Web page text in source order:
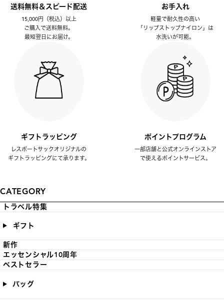
送料無料＆スピード配送
15,000円（税込）以上
ご購入で送料無料。
最短翌日にお届け。
お手入れ
軽量で耐久性の高い
「リップストップナイロン」は
水洗いが可能。
ギフトラッピング
レスポートサックオリジナルの
ギフトラッピングにて承ります。
ポイントプログラム
一部店舗と公式オンラインストア
で使えるポイントサービス。
CATEGORY
トラベル特集
ギフト
新作
エッセンシャル10周年
ベストセラー
バッグ